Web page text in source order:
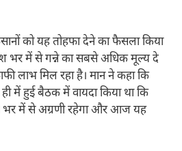
को यह तोहफा देने का फैसला किया
भर में से गन्ने का सबसे अधिक मूल्य दे
लाभ मिल रहा है। मान ने कहा कि
में हुई बैठक में वायदा किया था कि
भर में से अग्रणी रहेगा और आज यह